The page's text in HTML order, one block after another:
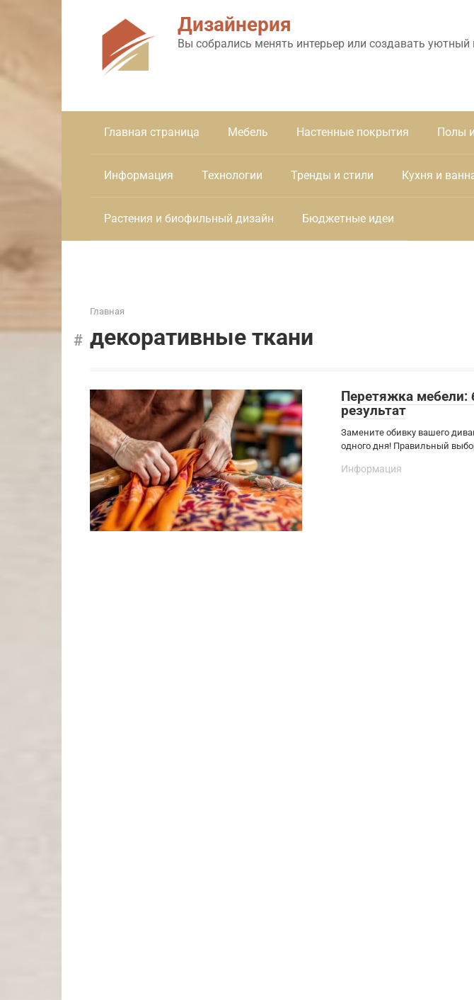
Дизайнерия
Вы собрались менять интерьер или создавать
Главная страница Мебель Настенные покрытия Полы
Информация Технологии Тренды и стили Кухня и
Растения и биофильный дизайн Бюджетные идеи
Главная
декоративные ткани
Перетяжка
результат
Замените обивку вашего
одного дня! Правильный
Информация